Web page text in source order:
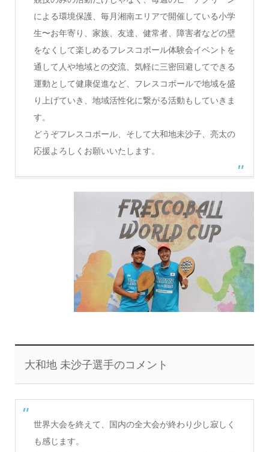
による環境保護、 毎月湘南エリアで開催している小学
生〜お年寄り、家族、友達、 健常者、 障害者などの壁
をなくして楽しめるフレスコボール体験会イベント を
通して人や地域との交流、 気軽に三密回避してできる
運動として健康促進など、 フレスコボールで地域を盛
り上げていき、 地域活性化に繋がる活動もしていきま
す。
どうぞフレスコボール、そして大和地未沙子、 亮太の
応援よろしくお願いいたします。
大和地 未沙子選手のコメント
世界大会を終えて、国内の全大会が終わり少し寂しく
も感じます。